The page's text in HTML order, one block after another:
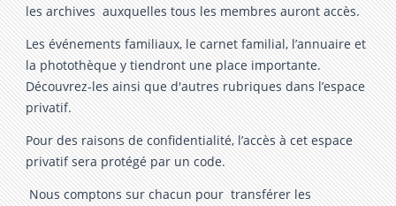
les archives auxquelles tous les membres auront accès.
Les événements familiaux, le carnet familial, l’annuaire et
la photothèque y tiendront une place importante.
Découvrez-les ainsi que d'autres rubriques dans l’espace
privatif.
Pour des raisons de confidentialité, l’accès à cet espace
privatif sera protégé par un code.
Nous comptons sur chacun pour transférer les